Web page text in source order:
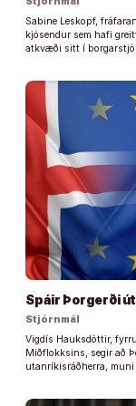
Sabine Leskopf,
kjósendur sem hafi
atkvæði sitt í
Spáir Þorgerði
Stjórnmál
Vigdís Hauksdóttir,
Miðflokksins, segir að
utanríkisráðherra,